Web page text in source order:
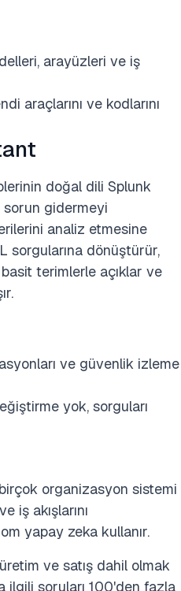
arayüzleri ve iş
araçlarını ve kodlarını
doğal dili Splunk
sorun gidermeyi
analiz etmesine
sorgularına dönüştürür,
basit terimlerle açıklar ve
ve güvenlik izleme
yok, sorguları
organizasyon sistemi
iş akışlarını
yapay zeka kullanır.
ve satış dahil olmak
ilgili soruları 100'den fazla